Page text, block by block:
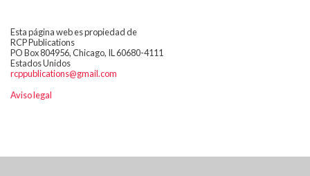
Esta página web es propiedad de
RCP Publications
PO Box 804956, Chicago, IL 60680-4111
Estados Unidos
rcppublications@gmail.com
Aviso legal